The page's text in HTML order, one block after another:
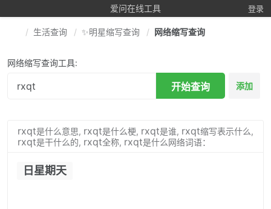
爱问在线工具 登录
生活查询 ✨明星缩写查询 网络缩写查询
网络缩写查询工具:
开始查询 添加
rxqt是什么意思, rxqt是什么梗, rxqt是谁, rxqt缩写表示什么,
rxqt是干什么的, rxqt全称, rxqt是什么网络词语：
日星期天